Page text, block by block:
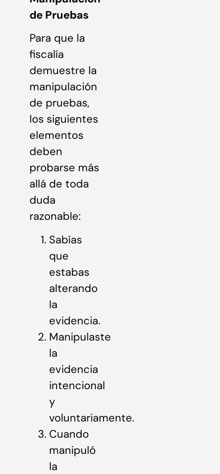
de Pruebas
Para que la
fiscalía
demuestre la
manipulación
de pruebas,
los siguientes
elementos
deben
probarse más
allá de toda
duda
razonable:
Sabías
que
estabas
alterando
la
evidencia.
Manipulaste
la
evidencia
intencional
y
voluntariamente.
Cuando
manipuló
la